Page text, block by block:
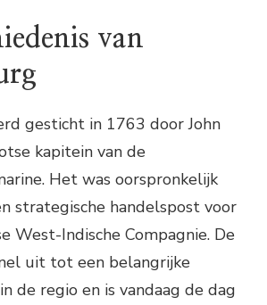
van
gesticht in 1763 door John
kapitein van de
Het was oorspronkelijk
strategische handelspost voor
West-Indische Compagnie. De
uit tot een belangrijke
de regio en is vandaag de dag